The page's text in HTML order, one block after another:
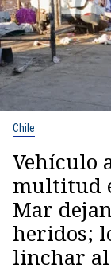
Chile
Vehículo
multitud
Mar
heridos;
linchar